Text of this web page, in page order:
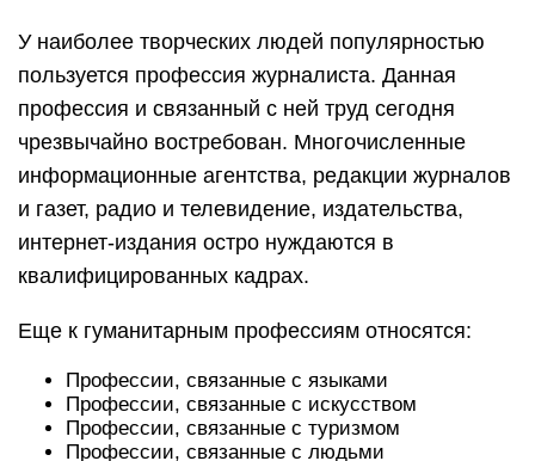
У наиболее творческих людей популярностью
пользуется профессия журналиста. Данная
профессия и связанный с ней труд сегодня
чрезвычайно востребован. Многочисленные
информационные агентства, редакции журналов
и газет, радио и телевидение, издательства,
интернет-издания остро нуждаются в
квалифицированных кадрах.
Еще к гуманитарным профессиям относятся:
Профессии, связанные с языками
Профессии, связанные с искусством
Профессии, связанные с туризмом
Профессии, связанные с людьми